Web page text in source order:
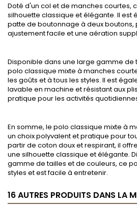
Doté d'un col et de manches courtes,
silhouette classique et élégante. Il est
patte de boutonnage à deux boutons,
ajustement facile et une aération
Disponible dans une large gamme de
polo classique mixte à manches
les goûts et à tous les styles. Il est
lavable en machine et résistant aux
pratique pour les activités
En somme, le polo classique mixte à
un choix polyvalent et pratique pour
partir de coton doux et respirant, il
une silhouette classique et élégante.
gamme de tailles et de couleurs, ce
styles et est facile à entretenir.
16 AUTRES PRODUITS DANS LA